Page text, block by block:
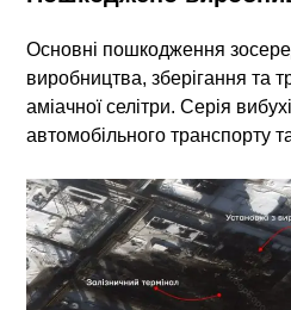
Основні пошкодження
виробництва, зберігання та
аміачної селітри. Серія
автомобільного транспорту